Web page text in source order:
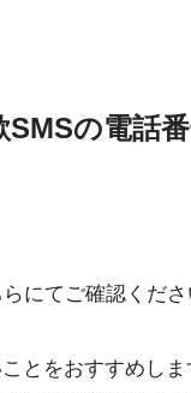
SMSの電話
にてご確認くだ
とをおすすめしま